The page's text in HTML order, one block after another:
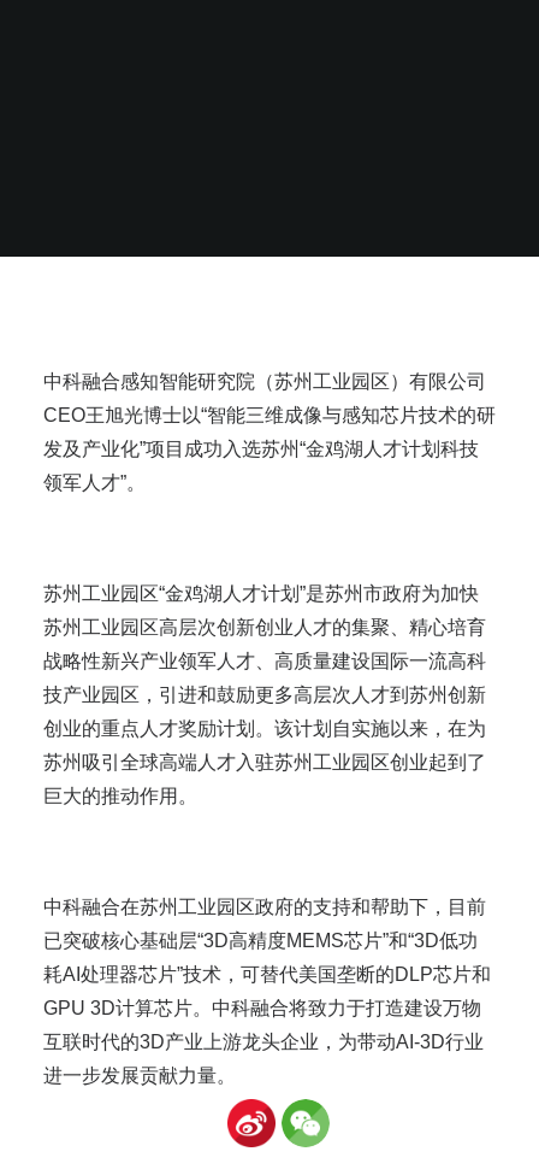
中科融合感知智能研究院（苏州工业园区）有限公司
CEO王旭光博士以“智能三维成像与感知芯片技术的研
发及产业化”项目成功入选苏州“金鸡湖人才计划科技
领军人才”。
苏州工业园区“金鸡湖人才计划”是苏州市政府为加快
苏州工业园区高层次创新创业人才的集聚、精心培育
战略性新兴产业领军人才、高质量建设国际一流高科
技产业园区，引进和鼓励更多高层次人才到苏州创新
创业的重点人才奖励计划。该计划自实施以来，在为
苏州吸引全球高端人才入驻苏州工业园区创业起到了
巨大的推动作用。
中科融合在苏州工业园区政府的支持和帮助下，目前
已突破核心基础层“3D高精度MEMS芯片”和“3D低功
耗AI处理器芯片”技术，可替代美国垄断的DLP芯片和
GPU 3D计算芯片。中科融合将致力于打造建设万物
互联时代的3D产业上游龙头企业，为带动AI-3D行业
进一步发展贡献力量。